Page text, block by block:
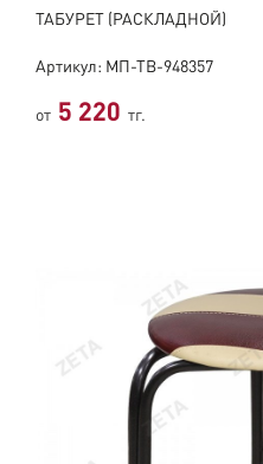
ТАБУРЕТ (РАСКЛАДНОЙ)
Артикул: МП-ТВ-948357
от 5 220 тг.